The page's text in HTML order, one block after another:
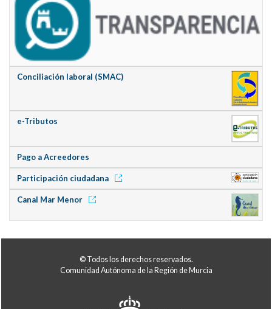
Conciliación laboral (SMAC)
e-Tributos
Pago a Acreedores
Participación ciudadana
Canal Mar Menor
© Todos los derechos reservados.
Comunidad Autónoma de la Región de Murcia